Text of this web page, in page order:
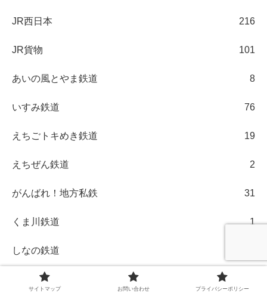
JR西日本 216
JR貨物 101
あいの風とやま鉄道 8
いすみ鉄道 76
えちごトキめき鉄道 19
えちぜん鉄道 2
がんばれ！地方私鉄 31
くま川鉄道 1
しなの鉄道
つくばエクスプレス
サイトマップ お問い合わせ プライバシーポリシー